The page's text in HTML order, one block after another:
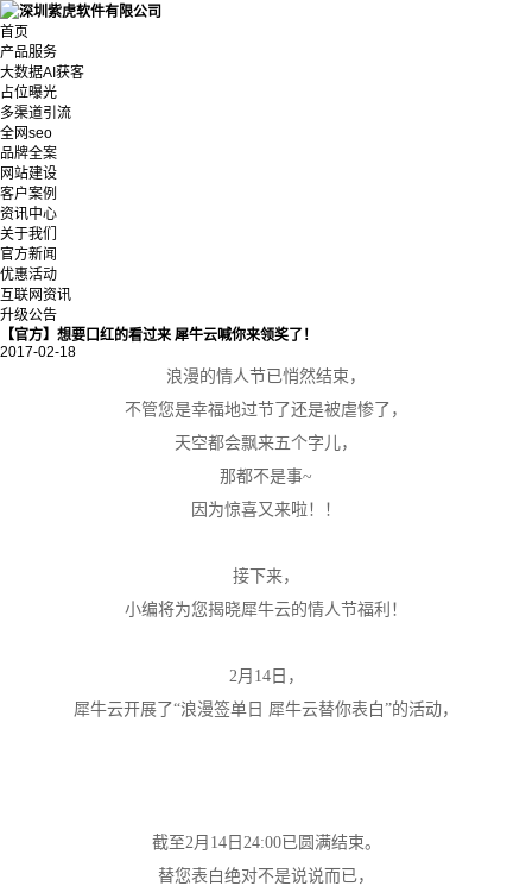
首页
产品服务
大数据AI获客
占位曝光
多渠道引流
全网seo
品牌全案
网站建设
客户案例
资讯中心
关于我们
官方新闻
优惠活动
互联网资讯
升级公告
【官方】想要口红的看过来 犀牛云喊你来领奖了！
2017-02-18
浪漫的情人节已悄然结束，
不管您是幸福地过节了还是被虐惨了，
天空都会飘来五个字儿，
那都不是事~
因为惊喜又来啦！！
接下来，
小编将为您揭晓犀牛云的情人节福利！
2月 14日，
犀牛云开展了“浪漫签单日 犀牛云替你表白”的活动，
截至2月 14日 24:00已圆满结束。
替您表白绝对不是说说而已，